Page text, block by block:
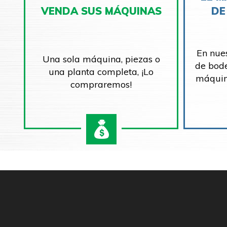
VENDA SUS MÁQUINAS
Una sola máquina, piezas o
una planta completa, ¡Lo
compraremos!
En
de